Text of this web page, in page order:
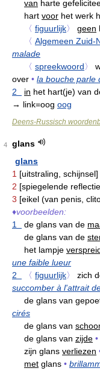
van harte
hart voor het werk
〈 figuurlijk〉 geen
〈 Algemeen Zuid-
malade
〈 spreekwoord〉
over • la bouche parle
2
in het hart(je) van
→ link=oog oog
Deens-Russisch
4
glans
glans
1 [uitstraling, schijnsel]
2 [spiegelende
3 [eikel (van penis,
♦voorbeelden:
1
de glans van de
de glans van de
het lampje
une faible lueur
2
〈 figuurlijk〉 zich
succomber à l'attrait
de glans van
cirés
de glans van
de glans van zijde •
zijn glans verliezen
met glans •